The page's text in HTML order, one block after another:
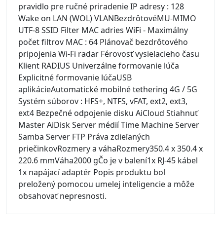
pravidlo pre ručné priradenie IP adresy : 128
Wake on LAN (WOL) VLANBezdrôtovéMU-MIMO
UTF-8 SSID Filter MAC adries WiFi - Maximálny
počet filtrov MAC : 64 Plánovač bezdrôtového
pripojenia Wi-Fi radar Férovosť vysielacieho času
Klient RADIUS Univerzálne formovanie lúča
Explicitné formovanie lúčaUSB
aplikácieAutomatické mobilné tethering 4G / 5G
Systém súborov : HFS+, NTFS, vFAT, ext2, ext3,
ext4 Bezpečné odpojenie disku AiCloud Stiahnuť
Master AiDisk Server médií Time Machine Server
Samba Server FTP Práva zdieľaných
priečinkovRozmery a váhaRozmery350.4 x 350.4 x
220.6 mmVáha2000 gČo je v balení1x RJ-45 kábel
1x napájací adaptér Popis produktu bol
preložený pomocou umelej inteligencie a môže
obsahovať nepresnosti.